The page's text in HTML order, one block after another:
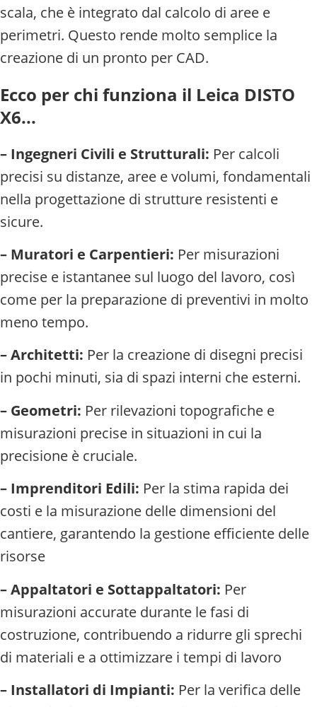
scala, che è integrato dal calcolo di aree e
perimetri. Questo rende molto semplice la
creazione di un pronto per CAD.
Ecco per chi funziona il Leica DISTO
X6...
– Ingegneri Civili e Strutturali: Per calcoli
precisi su distanze, aree e volumi, fondamentali
nella progettazione di strutture resistenti e
sicure.
– Muratori e Carpentieri: Per misurazioni
precise e istantanee sul luogo del lavoro, così
come per la preparazione di preventivi in molto
meno tempo.
– Architetti: Per la creazione di disegni precisi
in pochi minuti, sia di spazi interni che esterni.
– Geometri: Per rilevazioni topografiche e
misurazioni precise in situazioni in cui la
precisione è cruciale.
– Imprenditori Edili: Per la stima rapida dei
costi e la misurazione delle dimensioni del
cantiere, garantendo la gestione efficiente delle
risorse
– Appaltatori e Sottappaltatori: Per
misurazioni accurate durante le fasi di
costruzione, contribuendo a ridurre gli sprechi
di materiali e a ottimizzare i tempi di lavoro
– Installatori di Impianti: Per la verifica delle